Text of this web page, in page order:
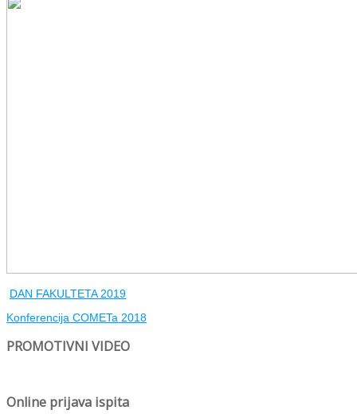
DAN FAKULTETA 2019
Konferencija COMETa 2018
PROMOTIVNI VIDEO
Online prijava ispita